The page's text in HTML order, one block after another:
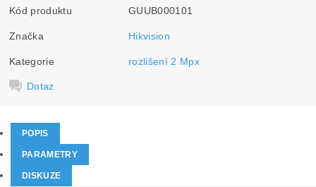
Kód produktu GUUB000101
Značka Hikvision
Kategorie rozlišení 2 Mpx
Dotaz
POPIS
PARAMETRY
DISKUZE